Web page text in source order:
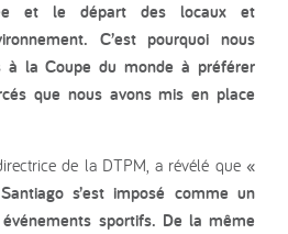
et le départ des locaux et
C’est pourquoi nous
à la Coupe du monde à préférer
que nous avons mis en place
de la DTPM, a révélé que «
s’est imposé comme un
sportifs. De la même